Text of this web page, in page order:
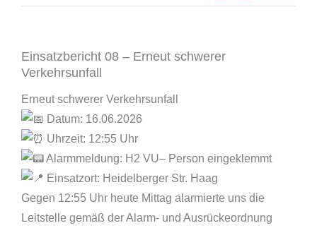
Einsatzbericht 08 – Erneut schwerer
Verkehrsunfall
Erneut schwerer Verkehrsunfall
Datum: 16.06.2026
Uhrzeit: 12:55 Uhr
Alarmmeldung: H2 VU– Person eingeklemmt
Einsatzort: Heidelberger Str. Haag
Gegen 12:55 Uhr heute Mittag alarmierte uns die
Leitstelle gemäß der Alarm- und Ausrückeordnung